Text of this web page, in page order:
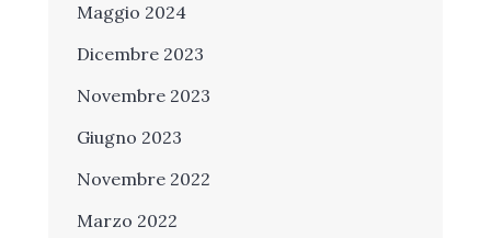
Maggio 2024
Dicembre 2023
Novembre 2023
Giugno 2023
Novembre 2022
Marzo 2022